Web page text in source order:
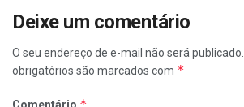
Deixe um comentário
O seu endereço de e-mail não será publicado.
obrigatórios são marcados com *